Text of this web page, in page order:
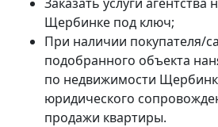
Щербинке под ключ;
При наличии покупателя/
подобранного объекта
по недвижимости
юридического
продажи квартиры.